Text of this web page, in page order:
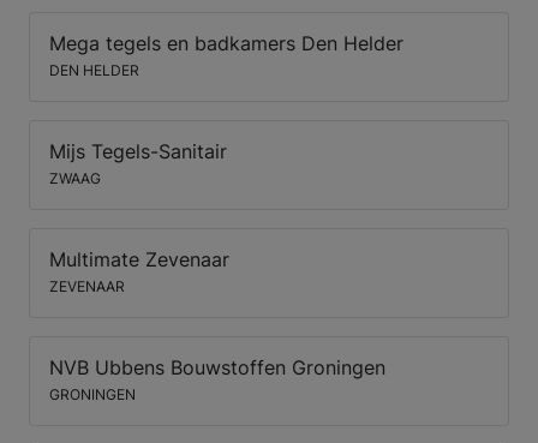
Mega tegels en badkamers Den Helder
DEN HELDER
Mijs Tegels-Sanitair
ZWAAG
Multimate Zevenaar
ZEVENAAR
NVB Ubbens Bouwstoffen Groningen
GRONINGEN